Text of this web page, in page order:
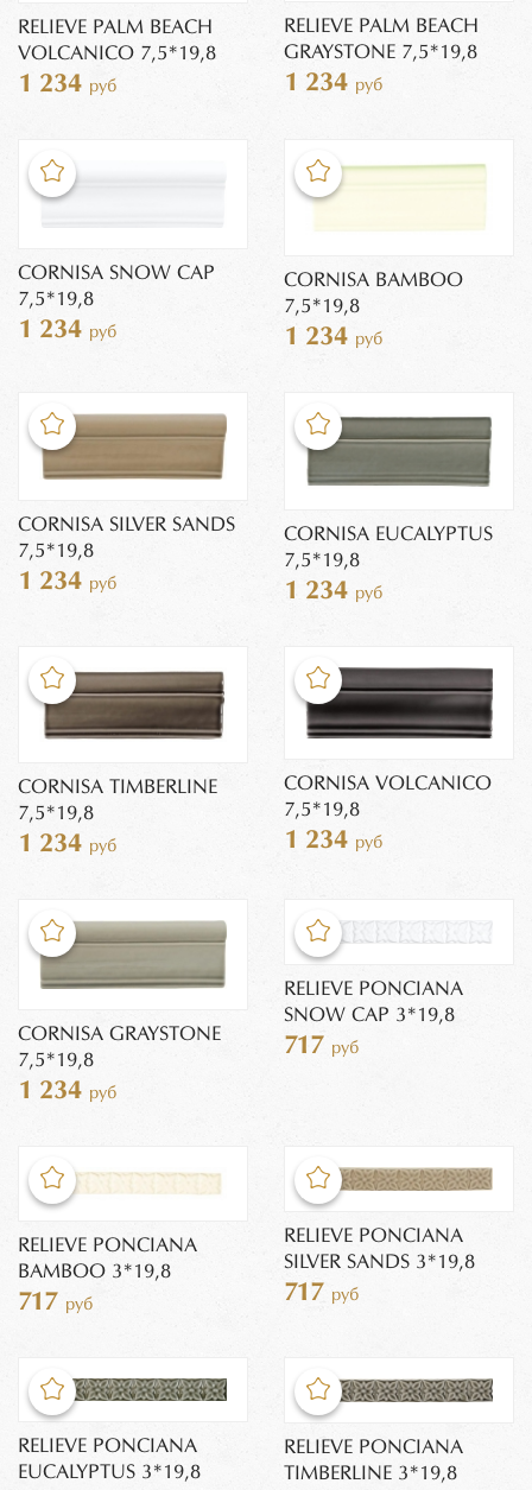
RELIEVE PALM BEACH
VOLCANICO 7,5*19,8
1 234 руб
RELIEVE PALM BEACH
GRAYSTONE 7,5*19,8
1 234 руб
CORNISA SNOW CAP
7,5*19,8
1 234 руб
CORNISA BAMBOO
7,5*19,8
1 234 руб
CORNISA SILVER SANDS
7,5*19,8
1 234 руб
CORNISA EUCALYPTUS
7,5*19,8
1 234 руб
CORNISA TIMBERLINE
7,5*19,8
1 234 руб
CORNISA VOLCANICO
7,5*19,8
1 234 руб
CORNISA GRAYSTONE
7,5*19,8
1 234 руб
RELIEVE PONCIANA
SNOW CAP 3*19,8
717 руб
RELIEVE PONCIANA
BAMBOO 3*19,8
717 руб
RELIEVE PONCIANA
SILVER SANDS 3*19,8
717 руб
RELIEVE PONCIANA
EUCALYPTUS 3*19,8
RELIEVE PONCIANA
TIMBERLINE 3*19,8